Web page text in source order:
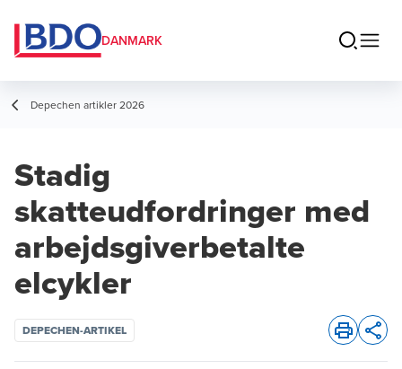
DANMARK
Depechen artikler 2026
Stadig
skatteudfordringer med
arbejdsgiverbetalte
elcykler
DEPECHEN-ARTIKEL